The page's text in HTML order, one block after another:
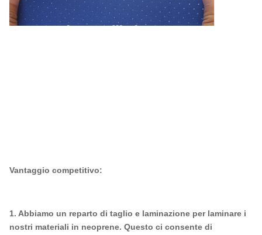
Vantaggio competitivo:
1. Abbiamo un reparto di taglio e laminazione per laminare i
nostri materiali in neoprene. Questo ci consente di